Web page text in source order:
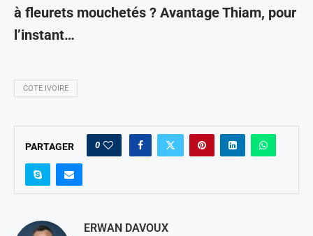
à fleurets mouchetés ? Avantage Thiam, pour
l’instant…
COTE IVOIRE
PARTAGER 0
ERWAN DAVOUX